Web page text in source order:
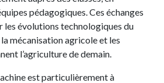
pédagogiques. Ces échanges
les évolutions technologiques du
mécanisation agricole et les
l’agriculture de demain.
est particulièrement à